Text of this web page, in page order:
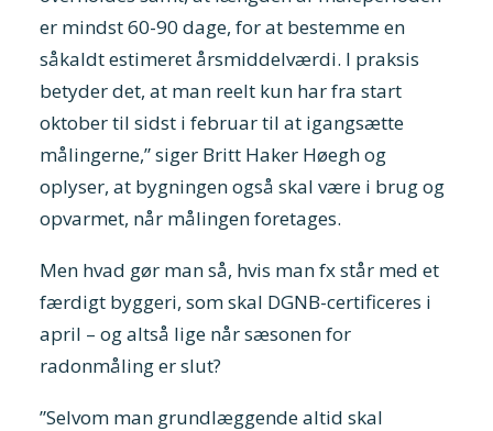
er mindst 60-90 dage, for at bestemme en
såkaldt estimeret årsmiddelværdi. I praksis
betyder det, at man reelt kun har fra start
oktober til sidst i februar til at igangsætte
målingerne,” siger Britt Haker Høegh og
oplyser, at bygningen også skal være i brug og
opvarmet, når målingen foretages.
Men hvad gør man så, hvis man fx står med et
færdigt byggeri, som skal DGNB-certificeres i
april – og altså lige når sæsonen for
radonmåling er slut?
”Selvom man grundlæggende altid skal